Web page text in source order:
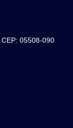
05508-090